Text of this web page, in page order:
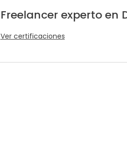
Freelancer experto en
Ver certificaciones